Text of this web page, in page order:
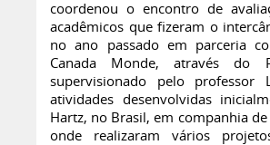
coordenou o encontro de
acadêmicos que fizeram o
no ano passado em parceria
Canada Monde, através do
supervisionado pelo professor
atividades desenvolvidas
Hartz, no Brasil, em companhia
onde realizaram vários